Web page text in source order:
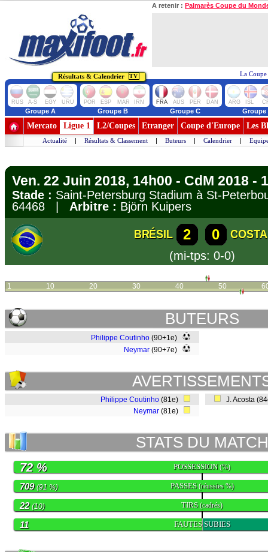
A retenir : Palmarès Coupe du
Résultats & Calendrier TV La
RUS A-S EGY URU POR ESP MAR IRN FRA AUS PER DAN ARG ISL
Groupe A Groupe B Groupe C Groupe
Mercato Ligue 1 L2/Coupes Etranger Coupe d'Europe Les
Actualité | Résultats & Classement | Buteurs | Calendrier |
Ven. 22 Juin 2018, 14h00 - CdM 2018 -
Stade : Saint-Petersburg Stadium à St-
64468 | Arbitre : Björn Kuipers
BRÉSIL 2 0
(mi-tps: 0-0)
1 10 20 30 40 50
BUTEURS
Philippe Coutinho (90+1e)
Neymar (90+7e)
Philippe Coutinho (81e)
Neymar (81e)
J. Acosta
STATS DU MATCH
POSSESSION(%)
72 %
PASSES(réussies %)
709(91 %)
TIRS(cadrés)
22(10)
FAUTES SUBIES
11